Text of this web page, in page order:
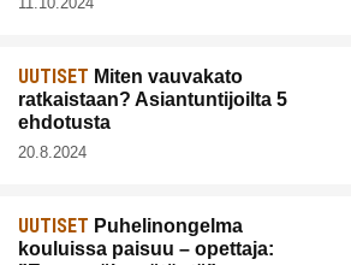
UUTISET Miten vauvakato
ratkaistaan? Asiantuntijoilta 5
ehdotusta
20.8.2024
UUTISET Puhelinongelma
kouluissa paisuu – opettaja: